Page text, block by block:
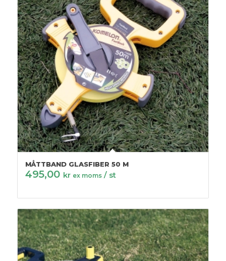
MÅTTBAND GLASFIBER 50 M
495,00 kr ex moms / st